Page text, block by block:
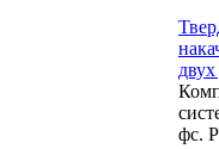
фс.